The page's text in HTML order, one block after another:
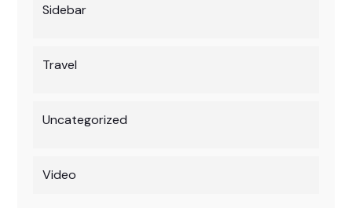
Sidebar
Travel
Uncategorized
Video